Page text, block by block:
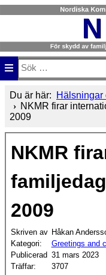
Sök
Type 2 or more
Du är här:
Hälsningar
NKMR firar
2009
NKMR
2009
Skriven av Håkan
Kategori:
Greetings and
Publicerad 31 mars 2023
Träffar:
3707